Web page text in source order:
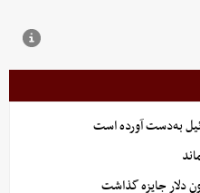
به‌دست آورده است